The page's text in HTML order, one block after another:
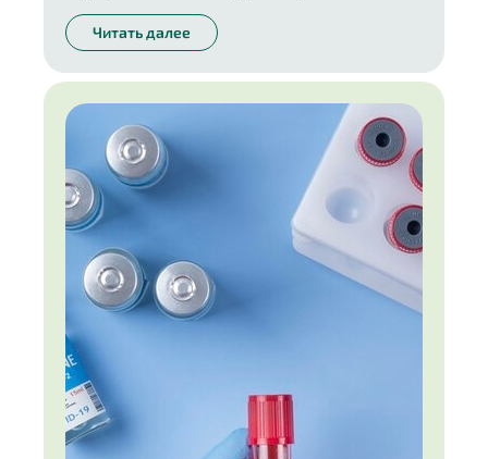
мелочей, в том числе вопросы питания. Ведь оно
непременно должно быть полезным и
сбалансированным. И если дома я стараюсь
пределами сделать это куда сложнее. А меню в
учебных заведениях часто совсем не
соответствует представлениям о правильном
питании.
Читать далее